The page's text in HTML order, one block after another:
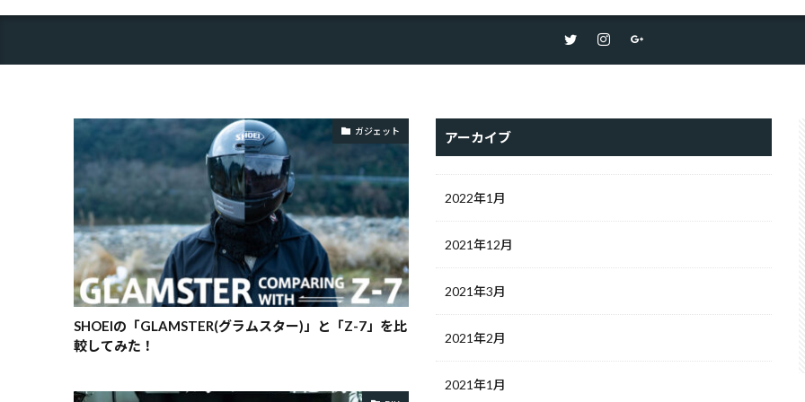
ガジェット
SHOEIの「GLAMSTER(グラムスター)」と「Z-7」を比
較してみた！
アーカイブ
2022年1月
2021年12月
2021年3月
2021年2月
2021年1月